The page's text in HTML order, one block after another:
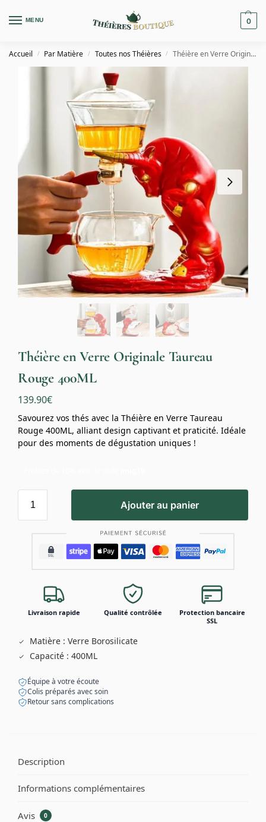
MENU 0
Accueil / Par Matière / Toutes nos Théières / Théière en Verre Originale Taureau Rouge 400ML
Théière en Verre Originale Taureau
Rouge 400ML
139.90€
Savourez vos thés avec la Théière en Verre Taureau
Rouge 400ML, alliant design captivant et praticité. Idéale
pour des moments de dégustation uniques !
Ajouter au panier
Livraison rapide Qualité contrôlée
Protection bancaire
SSL
Matière : Verre Borosilicate
Capacité : 400ML
Équipe à votre écoute
Colis préparés avec soin
Retour sans complications
Description
Informations complémentaires
Avis 0